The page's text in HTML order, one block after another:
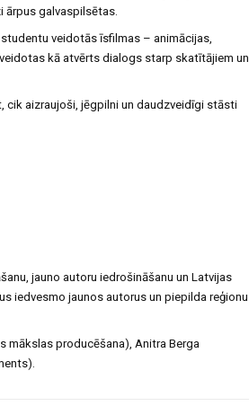
ārpus galvaspilsētas.
veidotās īsfilmas – animācijas,
kā atvērts dialogs starp skatītājiem un
cik aizraujoši, jēgpilni un daudzveidīgi stāsti
jauno autoru iedrošināšanu un Latvijas
iedvesmo jaunos autorus un piepilda reģionu
mākslas producēšana), Anitra Berga